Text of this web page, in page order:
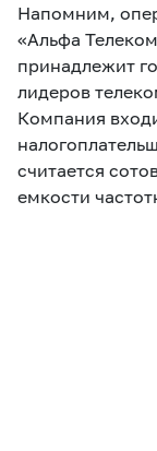
Напомним,
«Альфа
принадлежит
лидеров
Компания
считается
емкости